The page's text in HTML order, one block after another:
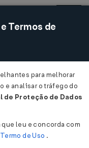
Acessar
14/05/2012
Termos de
para melhorar
e analisar o tráfego do
de Proteção de Dados
leu e concorda com
Termo de Uso .